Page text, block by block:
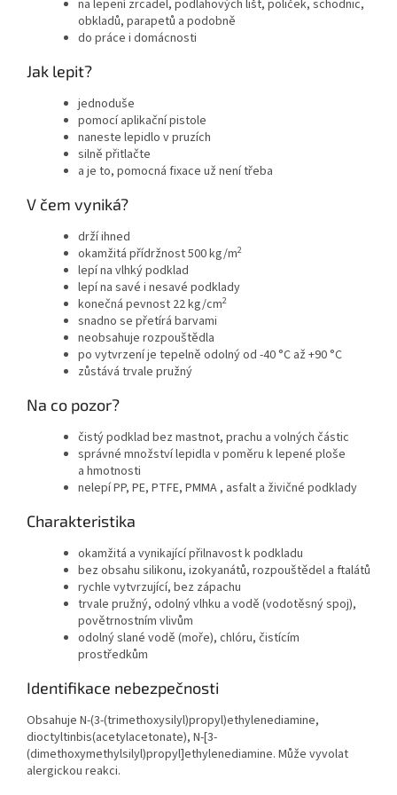
na lepení zrcadel, podlahových lišt, poliček, schodnic,
obkladů, parapetů a podobně
do práce i domácnosti
Jak lepit?
jednoduše
pomocí aplikační pistole
naneste lepidlo v pruzích
silně přitlačte
a je to, pomocná fixace už není třeba
V čem vyniká?
drží ihned
okamžitá přídržnost 500 kg/m2
lepí na vlhký podklad
lepí na savé i nesavé podklady
konečná pevnost 22 kg/cm2
snadno se přetírá barvami
neobsahuje rozpouštědla
po vytvrzení je tepelně odolný od -40 °C až +90 °C
zůstává trvale pružný
Na co pozor?
čistý podklad bez mastnot, prachu a volných částic
správné množství lepidla v poměru k lepené ploše
a hmotnosti
nelepí PP, PE, PTFE, PMMA , asfalt a živičné podklady
Charakteristika
okamžitá a vynikající přilnavost k podkladu
bez obsahu silikonu, izokyanátů, rozpouštědel a ftalátů
rychle vytvrzující, bez zápachu
trvale pružný, odolný vlhku a vodě (vodotěsný spoj),
povětrnostním vlivům
odolný slané vodě (moře), chlóru, čistícím
prostředkům
Identifikace nebezpečnosti
Obsahuje N-(3-(trimethoxysilyl)propyl)ethylenediamine,
dioctyltinbis(acetylacetonate), N-[3-
(dimethoxymethylsilyl)propyl]ethylenediamine. Může vyvolat
alergickou reakci.